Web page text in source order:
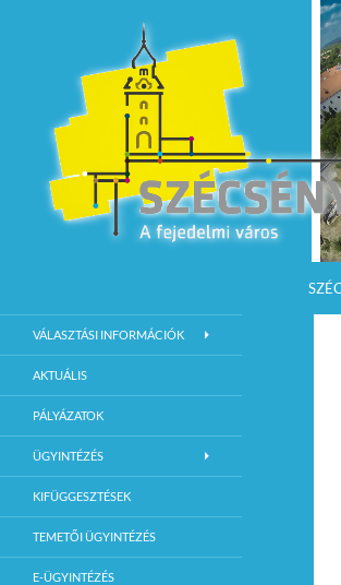
Szécsény Város Hivatalos Weboldala
VÁLASZTÁSI INFORMÁCIÓK
AKTUÁLIS
PÁLYÁZATOK
ÜGYINTÉZÉS
KIFÜGGESZTÉSEK
TEMETŐI ÜGYINTÉZÉS
E-ÜGYINTÉZÉS